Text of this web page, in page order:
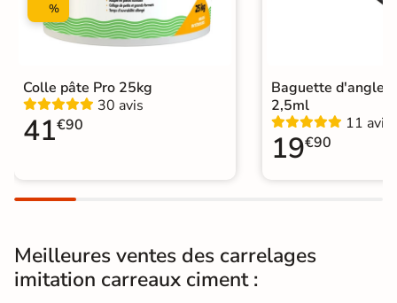
Conditionnement Boite
Pose
Ancien carrelage
Normes
Carrelage carreaux de ciment
Carrelage Gris |
%
Colle pâte Pro 25kg
30 avis
41€90
Baguette d'angle
2,5ml
11 avis
19€90
Meilleures ventes des carrelages
imitation carreaux ciment :